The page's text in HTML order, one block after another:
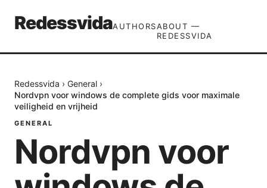
RedessvidaAUTHORSABOUT —
REDESSVIDA
Redessvida › General ›
Nordvpn voor windows de complete gids voor maximale
veiligheid en vrijheid
GENERAL
Nordvpn voor